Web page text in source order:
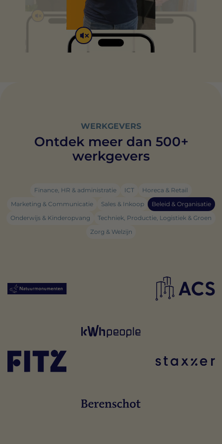
WERKGEVERS
Ontdek meer dan 500+
werkgevers
Finance, HR & administratie ICT
Horeca & Retail
Marketing & Communicatie
Sales & Inkoop
Beleid & Organisatie
Onderwijs & Kinderopvang
Techniek, Productie, Logistiek & Groen
Zorg & Welzijn